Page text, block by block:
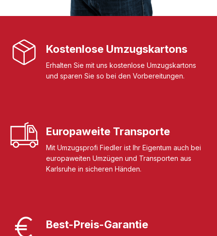
Kostenlose Umzugskartons
Erhalten Sie mit uns kostenlose Umzugskartons
und sparen Sie so bei den Vorbereitungen.
Europaweite Transporte
Mit Umzugsprofi Fiedler ist Ihr Eigentum auch bei
europaweiten Umzügen und Transporten aus
Karlsruhe in sicheren Händen.
Best-Preis-Garantie